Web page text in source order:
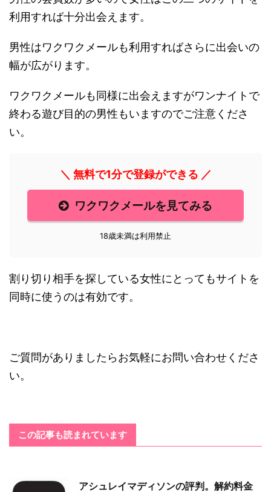
利用すれば十分出会えます。
男性はワクワクメールも利用すればさらに出会いの
幅が広がります。
ワクワクメールも同様に出会えますがワンナイトで
終わる遊び目的の男性もいますのでご注意くださ
い。
＼ 無料で1分で登録ができる ／
ワクワクメールを見てみる
18歳未満は利用禁止
割り切り相手を探している女性にとってもサイトを
同時に使うのは有効です。
ご質問がありましたらお気軽にお問い合わせくださ
い。
この記事も読まれています
アシュレイマディソンの評判。解約料金